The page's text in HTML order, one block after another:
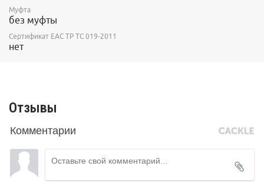
Муфта
без муфты
Сертификат ЕАС ТР ТС 019-2011
нет
Отзывы
Комментарии